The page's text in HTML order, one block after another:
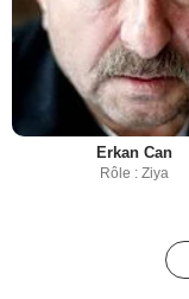
Erkan Can
Rôle : Ziya